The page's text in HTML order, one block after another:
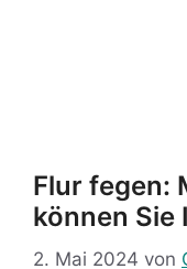
Flur fegen:
können Sie
2. Mai 2024 von